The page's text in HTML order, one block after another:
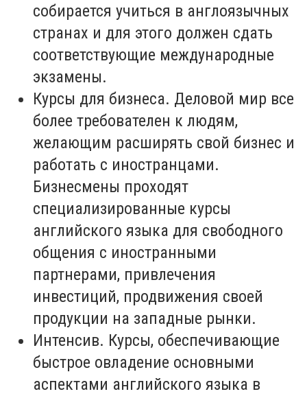
собирается учиться в англоязычных
странах и для этого должен сдать
соответствующие международные
экзамены.
Курсы для бизнеса. Деловой мир все
более требователен к людям,
желающим расширять свой бизнес и
работать с иностранцами.
Бизнесмены проходят
специализированные курсы
английского языка для свободного
общения с иностранными
партнерами, привлечения
инвестиций, продвижения своей
продукции на западные рынки.
Интенсив. Курсы, обеспечивающие
быстрое овладение основными
аспектами английского языка в